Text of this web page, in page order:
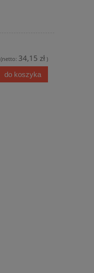
(netto: 34,15 zł)
do koszyka